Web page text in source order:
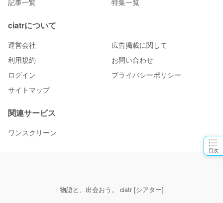
目次
記事一覧 特集一覧
ciatrについて
運営会社
広告掲載に関して
利用規約
お問い合わせ
ログイン
プライバシーポリシー
サイトマップ
関連サービス
ワンスクリーン
物語と、出会おう。 ciatr [シアター]